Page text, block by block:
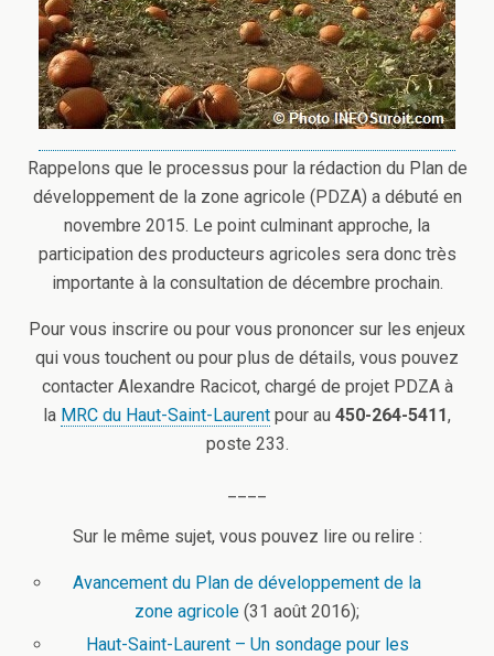
Rappelons que le processus pour la rédaction du Plan de
développement de la zone agricole (PDZA) a débuté en
novembre 2015. Le point culminant approche, la
participation des producteurs agricoles sera donc très
importante à la consultation de décembre prochain.
Pour vous inscrire ou pour vous prononcer sur les enjeux
qui vous touchent ou pour plus de détails, vous pouvez
contacter Alexandre Racicot, chargé de projet PDZA à
la MRC du Haut-Saint-Laurent pour au 450-264-5411,
poste 233.
Sur le même sujet, vous pouvez lire ou relire :
Avancement du Plan de développement de la
zone agricole (31 août 2016);
Haut-Saint-Laurent – Un sondage pour les